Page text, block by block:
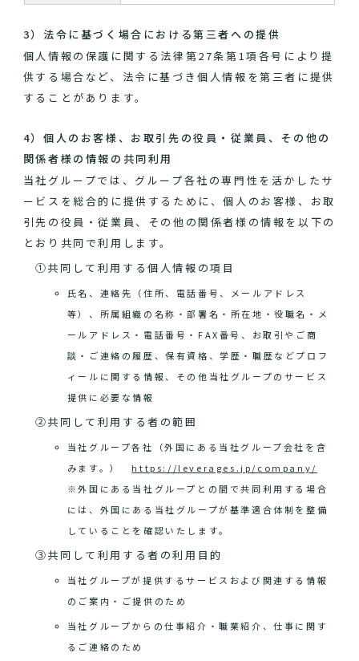
3）法令に基づく場合における第三者への提供
個人情報の保護に関する法律第27条第1項各号により提
供する場合など、法令に基づき個人情報を第三者に提供
することがあります。
4）個人のお客様、お取引先の役員・従業員、その他の
関係者様の情報の共同利用
当社グループでは、グループ各社の専門性を活かしたサ
ービスを総合的に提供するために、個人のお客様、お取
引先の役員・従業員、その他の関係者様の情報を以下の
とおり共同で利用します。
①共同して利用する個人情報の項目
氏名、連絡先（住所、電話番号、メールアドレス
等）、所属組織の名称・部署名・所在地・役職名・メ
ールアドレス・電話番号・FAX番号、お取引やご商
談・ご連絡の履歴、保有資格、学歴・職歴などプロフ
ィールに関する情報、その他当社グループのサービス
提供に必要な情報
②共同して利用する者の範囲
当社グループ各社（外国にある当社グループ会社を含
みます。） https://leverages.jp/company/
※外国にある当社グループとの間で共同利用する場合
には、外国にある当社グループが基準適合体制を整備
していることを確認いたします。
③共同して利用する者の利用目的
当社グループが提供するサービスおよび関連する情報
のご案内・ご提供のため
当社グループからの仕事紹介・職業紹介、仕事に関す
るご連絡のため